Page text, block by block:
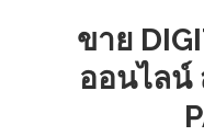
ขาย
ออนไลน์